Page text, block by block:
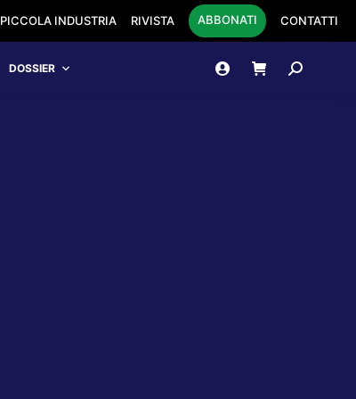
PICCOLA INDUSTRIA RIVISTA ABBONATI CONTATTI
DOSSIER Cerca: